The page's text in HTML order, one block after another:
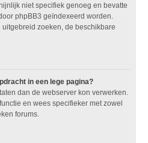
niet specifiek genoeg en bevatte
phpBB3 geïndexeerd worden.
zoeken, de beschikbare
in een lege pagina?
dan de webserver kon verwerken.
en wees specifieker met zowel
forums.